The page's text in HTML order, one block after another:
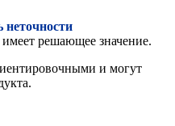
неточности
имеет решающее значение.
и могут